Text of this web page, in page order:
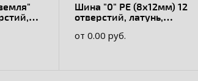
Шина "0" РЕ (8х12мм) 12
отверстий, латунь,
комбинированный
от 0.00 руб.